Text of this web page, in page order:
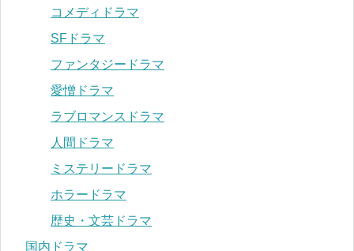
コメディドラマ
SFドラマ
ファンタジードラマ
愛憎ドラマ
ラブロマンスドラマ
人間ドラマ
ミステリードラマ
ホラードラマ
歴史・文芸ドラマ
国内ドラマ